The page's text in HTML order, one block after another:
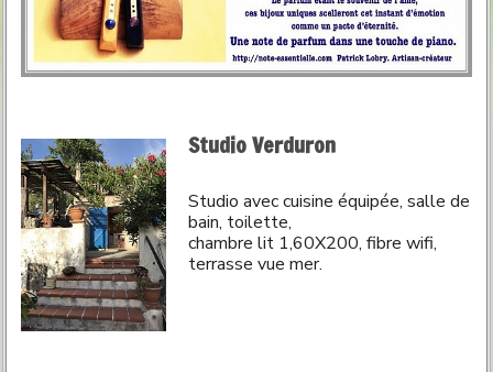
Studio Verduron
Studio avec cuisine équipée, salle de
bain, toilette,
chambre lit 1,60X200, fibre wifi,
terrasse vue mer.